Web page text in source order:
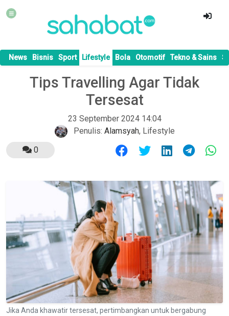
News Bisnis Sport Lifestyle Bola Otomotif Tekno & Sains
Tips Travelling Agar Tidak
Tersesat
23 September 2024 14:04
Penulis: Alamsyah, Lifestyle
0
Jika Anda khawatir tersesat, pertimbangkan untuk bergabung